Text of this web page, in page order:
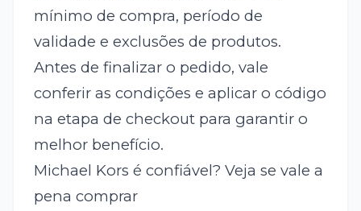
mínimo de compra, período de
validade e exclusões de produtos.
Antes de finalizar o pedido, vale
conferir as condições e aplicar o código
na etapa de checkout para garantir o
melhor benefício.
Michael Kors é confiável? Veja se vale a
pena comprar